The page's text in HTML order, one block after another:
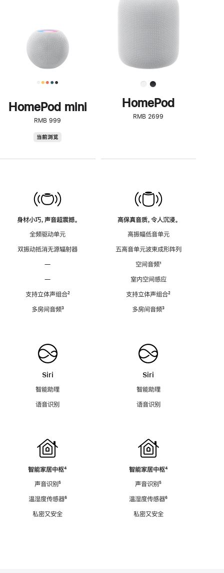
HomePod mini
RMB 999
当前浏览
身材小巧，声音超震撼。
全频驱动单元
双振动抵消无源辐射器
—
—
支持立体声组合脚
²
多房间音频脚
³
Siri
智能助理
语音识别
智能家居中枢脚
⁴
声音识别脚
⁵
温湿度传感器脚
⁶
私密又安全
了
解
HomePod<
HomePod
RMB 2699
高保真音质，令人沉浸。
高振幅低音单元
五高音单元波束成形阵列
空间音频脚
¹
室内空间感应
支持立体声组合脚
²
多房间音频脚
³
Siri
智能助理
语音识别
智能家居中枢脚
⁴
声音识别脚
⁵
温湿度传感器脚
⁶
私密又安全